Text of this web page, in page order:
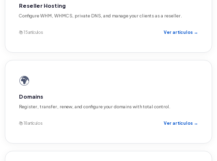
Reseller Hosting
Configure WHM, WHMCS, private DNS, and manage your clients as a reseller.
📚 15 artículos Ver artículos →
🌍
Domains
Register, transfer, renew, and configure your domains with total control.
📚 18 artículos Ver artículos →